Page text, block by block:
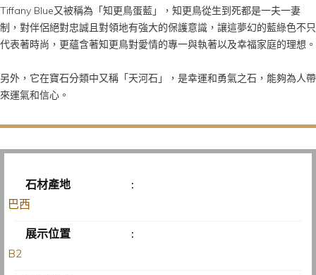
Tiffany Blue又被稱為「知更鳥蛋藍」，知更鳥從生到死都是一夫一妻
制，對伴侶絕對忠誠且對領地有強大的保護意識，讓這夢幻的藍綠色不只
代表著時尚，更蘊含著知更鳥對愛情的專一與執著以及幸福家庭的理想。
另外，它在寶石分類中又稱「天河石」，是幸運和勇氣之石，能夠為人帶
來運氣和信心。
石材產地
:
巴西
展示位置
:
B2